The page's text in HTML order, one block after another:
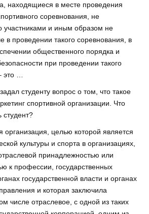
находящиеся в месте проведения
соревнования, не
участниками и иным образом не
в проведении такого соревнования, в
общественного порядка и
при проведении такого
это …
студенту вопрос о том, что такое
спортивной организации. Что
студент?
организация, целью которой является
культуры и спорта в организациях,
принадлежностью или
к профессии, государственных
государственной власти и органах
и которая заключила
числе отраслевое, с одной из таких